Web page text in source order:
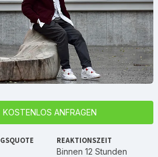
KOSTENLOS ANFRAGEN
REAKTIONSZEIT
Binnen 12 Stunden